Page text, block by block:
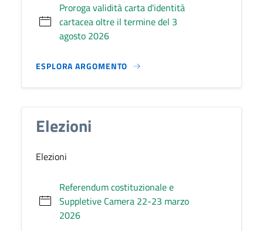
Proroga validità carta d'identità
cartacea oltre il termine del 3
agosto 2026
ESPLORA ARGOMENTO
Elezioni
Elezioni
Referendum costituzionale e
Suppletive Camera 22-23 marzo
2026